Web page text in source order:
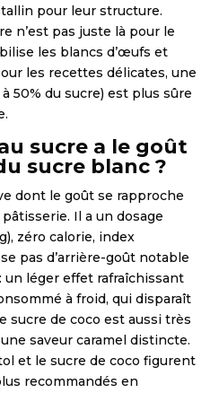
pour leur structure.
n’est pas juste là pour le
les blancs d’œufs et
les recettes délicates, une
50% du sucre) est plus sûre
sucre a le goût
sucre blanc ?
dont le goût se rapproche
Il a un dosage
zéro calorie, index
pas d’arrière-goût notable
un léger effet rafraîchissant
à froid, qui disparaît
sucre de coco est aussi très
saveur caramel distincte.
et le sucre de coco figurent
recommandés en